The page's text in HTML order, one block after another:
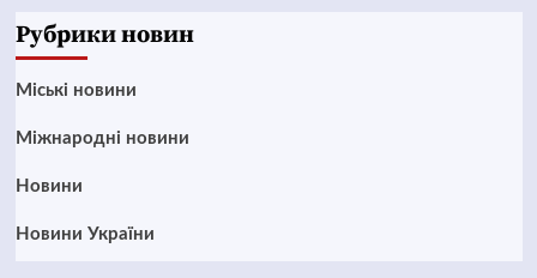
Рубрики новин
Mіські новини
Міжнародні новини
Новини
Новини України